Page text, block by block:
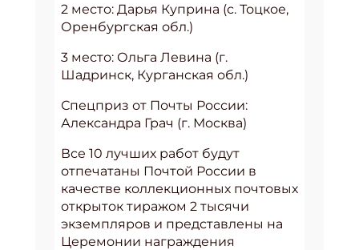
2 место: Дарья Куприна (с. Тоцкое,
Оренбургская обл.)
3 место: Ольга Левина (г.
Шадринск, Курганская обл.)
Спецприз от Почты России:
Александра Грач (г. Москва)
Все 10 лучших работ будут
отпечатаны Почтой России в
качестве коллекционных почтовых
открыток тиражом 2 тысячи
экземпляров и представлены на
Церемонии награждения